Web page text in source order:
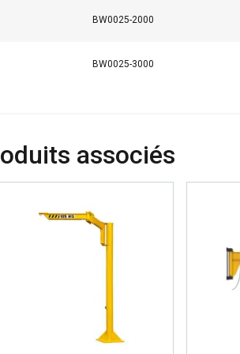
BW0025-2000
BW0025-3000
associés
publicité et
ou qu"ils ont
Strictement
AFFICHER LES